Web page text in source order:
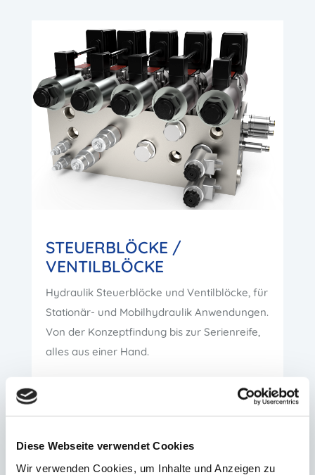
Diese Webseite verwendet Cookies
Wir verwenden Cookies, um Inhalte und Anzeigen zu
STEUERBLÖCKE /
VENTILBLÖCKE
Hydraulik Steuerblöcke und Ventilblöcke, für
Stationär- und Mobilhydraulik Anwendungen.
Von der Konzeptfindung bis zur Serienreife,
alles aus einer Hand.